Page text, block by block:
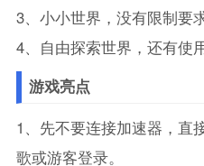
3、小小世界，没有限制要
4、自由探索世界，还有使
游戏亮点
1、先不要连接加速器，直
歌或游客登录。